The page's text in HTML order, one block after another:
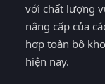
với chất lượng
nâng cấp của
hợp toàn bộ
hiện nay.